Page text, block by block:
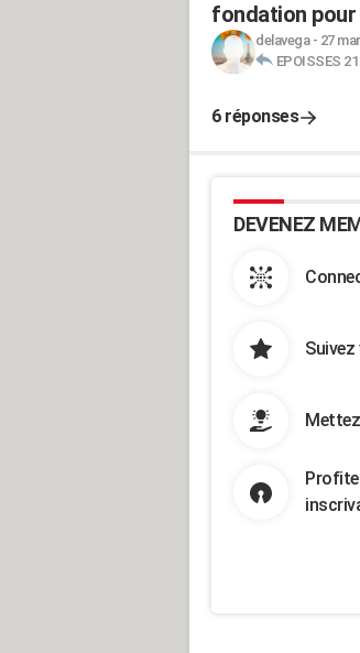
fondation pour
delavega- 27
EPOISSES 21
6 réponses
DEVENEZ